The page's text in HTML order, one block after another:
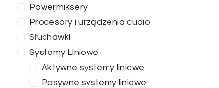
Powermiksery
Procesory i urządzenia audio
Słuchawki
Systemy Liniowe
Aktywne systemy liniowe
Pasywne systemy liniowe